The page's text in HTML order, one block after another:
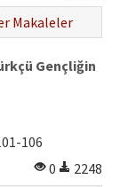
Makaleler
Gençliğin
106
0
2248